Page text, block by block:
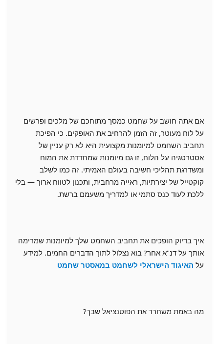
אם אתה חושב על שחמט כמסך מתוחכם של מלכים ופרשים
על לוח מעוטר, זה הזמן להרחיב את האופקים. כי הפיכת
תחביב השחמט למיומנות מקצועית היא לא רק עניין של
אסטרטגיה על הלוח, זו גם מיומנות שמחדדת את המוח
ומשדרגת תהליכי חשיבה בעולם האמיתי. זה כמו לשלב
קוקטייל של יצירתיות, ראייה מרחבית, ותכנון לטווח ארוך — בלי
ללכת לעוד כנס סתמי או למדריך משעמם ברשת.
איך בדיוק הופכים את תחביב השחמט שלך למיומנות שמרימה
אותך על דנ"א אחר? בוא נצלול לתוך הדברים החמים. למידע
על האיגוד הישראלי לשחמט במאסטר שחמט
מה באמת משחרר את הפוטנציאל שבך?